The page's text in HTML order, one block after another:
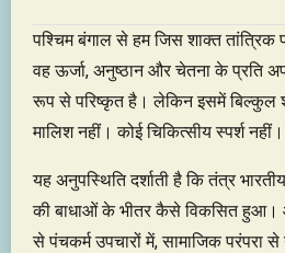
पश्चिम बंगाल से हम जिस शाक्त तांत्रिक
वह ऊर्जा, अनुष्ठान और चेतना के प्रति
रूप से परिष्कृत है। लेकिन इसमें बिल्कुल
मालिश नहीं। कोई चिकित्सीय स्पर्श
यह अनुपस्थिति दर्शाती है कि तंत्र
की बाधाओं के भीतर कैसे विकसित हुआ।
से पंचकर्म उपचारों में, सामाजिक परंपरा से